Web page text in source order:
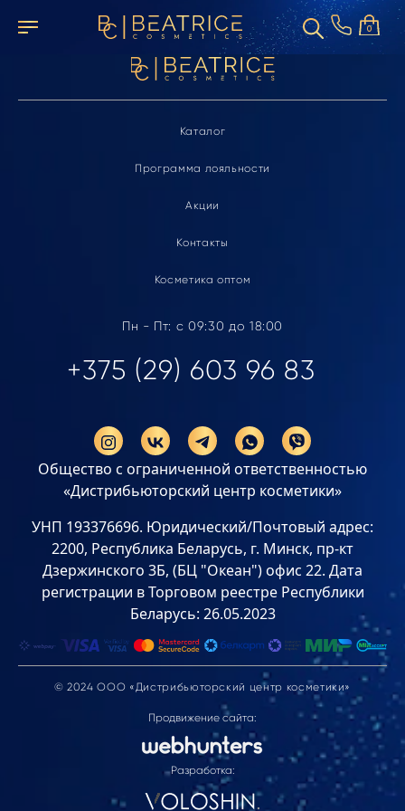
0
Элемент не найден
Каталог
Программа лояльности
Акции
Контакты
Косметика оптом
Пн - Пт: с 09:30 до 18:00
+375 (29) 603 96 83
Общество с ограниченной ответственностью
«Дистрибьюторский центр косметики»
УНП 193376696. Юридический/Почтовый адрес:
2200, Республика Беларусь, г. Минск, пр-кт
Дзержинского 3Б, (БЦ "Океан") офис 22. Дата
регистрации в Торговом реестре Республики
Беларусь: 26.05.2023
© 2024 ООО «Дистрибьюторский центр косметики»
Продвижение сайта:
Разработка: